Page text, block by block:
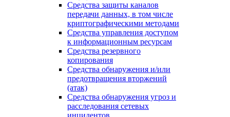
Средства защиты каналов
передачи данных, в том числе
криптографическими методами
Средства управления доступом
к информационным ресурсам
Средства резервного
копирования
Средства обнаружения и/или
предотвращения вторжений
(атак)
Средства обнаружения угроз и
расследования сетевых
инцидентов